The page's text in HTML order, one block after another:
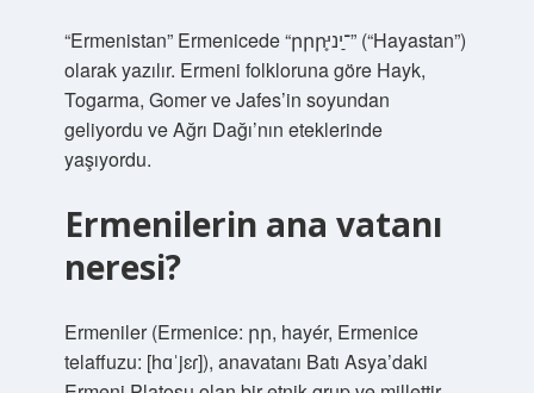
“Ermenistan” Ermenicede “րրրְֵּּ־ֵַיני” (“Hayastan”)
olarak yazılır. Ermeni folkloruna göre Hayk,
Togarma, Gomer ve Jafes’in soyundan
geliyordu ve Ağrı Dağı’nın eteklerinde
yaşıyordu.
Ermenilerin ana vatanı
neresi?
Ermeniler (Ermenice: րր, hayér, Ermenice
telaffuzu: [hɑˈjɛɾ]), anavatanı Batı Asya’daki